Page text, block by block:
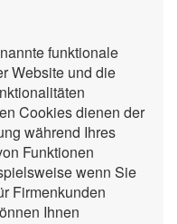
funktionale
Website und die
Cookies dienen der
während Ihres
Funktionen
wenn Sie
Firmenkunden
Ihnen